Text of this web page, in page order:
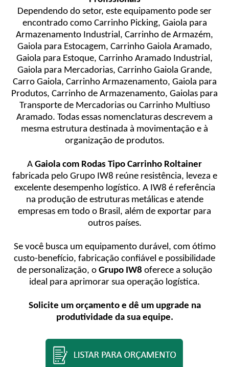
Dependendo do setor, este equipamento pode ser
encontrado como Carrinho Picking, Gaiola para
Armazenamento Industrial, Carrinho de Armazém,
Gaiola para Estocagem, Carrinho Gaiola Aramado,
Gaiola para Estoque, Carrinho Aramado Industrial,
Gaiola para Mercadorias, Carrinho Gaiola Grande,
Carro Gaiola, Carrinho Armazenamento, Gaiola para
Produtos, Carrinho de Armazenamento, Gaiolas para
Transporte de Mercadorias ou Carrinho Multiuso
Aramado. Todas essas nomenclaturas descrevem a
mesma estrutura destinada à movimentação e à
organização de produtos.
A Gaiola com Rodas Tipo Carrinho Roltainer
fabricada pelo Grupo IW8 reúne resistência, leveza e
excelente desempenho logístico. A IW8 é referência
na produção de estruturas metálicas e atende
empresas em todo o Brasil, além de exportar para
outros países.
Se você busca um equipamento durável, com ótimo
custo-benefício, fabricação confiável e possibilidade
de personalização, o Grupo IW8 oferece a solução
ideal para aprimorar sua operação logística.
Solicite um orçamento e dê um upgrade na
produtividade da sua equipe.